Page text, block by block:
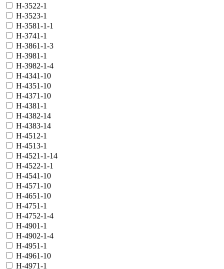
H-3522-1
H-3523-1
H-3581-1-1
H-3741-1
H-3861-1-3
H-3981-1
H-3982-1-4
H-4341-10
H-4351-10
H-4371-10
H-4381-1
H-4382-14
H-4383-14
H-4512-1
H-4513-1
H-4521-1-14
H-4522-1-1
H-4541-10
H-4571-10
H-4651-10
H-4751-1
H-4752-1-4
H-4901-1
H-4902-1-4
H-4951-1
H-4961-10
H-4971-1